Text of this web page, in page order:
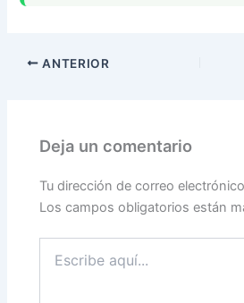
ANTERIOR
Deja un comentario
Tu dirección de correo
Los campos obligatorios están
aquí...